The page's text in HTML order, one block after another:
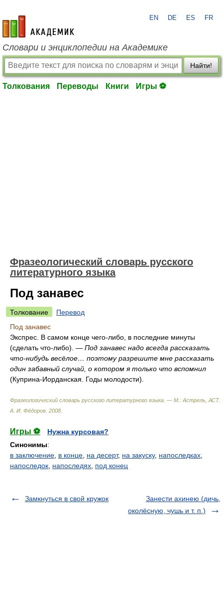
academic.ru
EN DE ES FR
Словари и энциклопедии на Академике
Найти!
Толкования Переводы Книги Игры ⚽
Фразеологический словарь русского
литературного языка
Под занавес
Толкование
Перевод
Под занавес
Экспрес. В самом конце чего-либо, в последние минуты
(сделать что-либо). — Под занавес надо всегда рассказать
что-нибудь весёлое… поэтому разрешите мне рассказать
один забавный случай, о котором я только что вспомнил
(Куприна-Иорданская. Годы молодости).
Фразеологический словарь русского литературного языка. — М.: Астрель, АСТ.
А. И. Фёдоров 2008
Игры ⚽
Нужна курсовая?
Синонимы:
в заключение в конце на десерт, на закуску, напоследках
напоследок напоследях под конец
Замкнуться в свой кружок
Занести ахинею (дичь,
околёсную, чушь и т. п.)